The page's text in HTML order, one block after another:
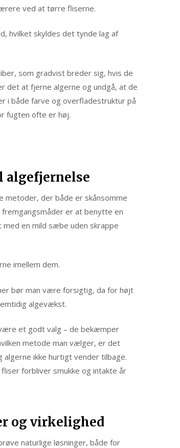
ved at tørre fliserne.
hvilket skyldes det tynde lag af
som gradvist breder sig, hvis de
det at fjerne algerne og undgå, at de
i både farve og overfladestruktur på
fugten ofte er høj.
algefjernelse
der både er skånsomme
er at benytte en
en mild sæbe uden skrappe
imellem dem.
bør man være forsigtig, da for højt
algevækst.
et godt valg – de bekæmper
metode man vælger, er det
ikke hurtigt vender tilbage.
forbliver smukke og intakte år
og virkelighed
naturlige løsninger, både for